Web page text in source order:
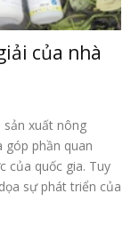
của nhà
sản xuất nông
góp phần quan
của quốc gia. Tuy
sự phát triển của